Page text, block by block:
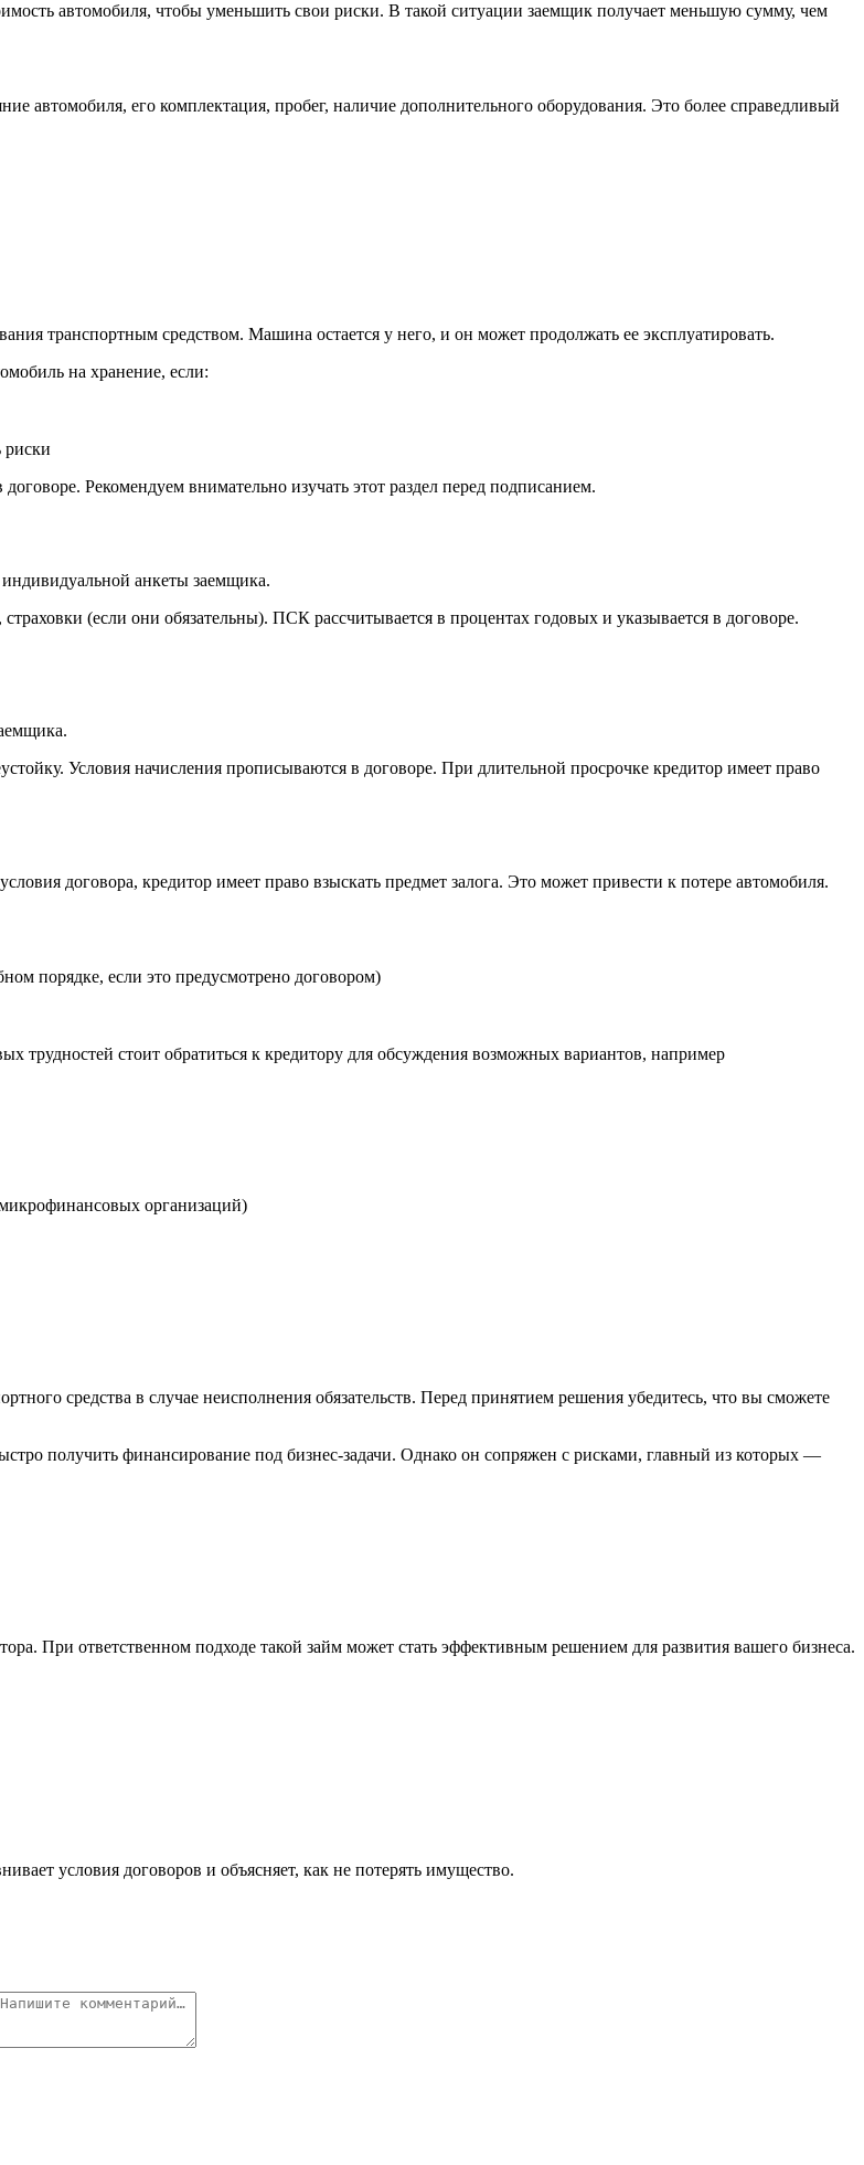
автомобиля, чтобы уменьшить свои риски. В такой ситуации заемщик получает меньшую сумму, чем
автомобиля, его комплектация, пробег, наличие дополнительного оборудования. Это более справедливый
транспортным средством. Машина остается у него, и он может продолжать ее эксплуатировать.
на хранение, если:
риски
Рекомендуем внимательно изучать этот раздел перед подписанием.
анкеты заемщика.
(если они обязательны). ПСК рассчитывается в процентах годовых и указывается в договоре.
Условия начисления прописываются в договоре. При длительной просрочке кредитор имеет право
договора, кредитор имеет право взыскать предмет залога. Это может привести к потере автомобиля.
порядке, если это предусмотрено договором)
стоит обратиться к кредитору для обсуждения возможных вариантов, например
организаций)
средства в случае неисполнения обязательств. Перед принятием решения убедитесь, что вы сможете
получить финансирование под бизнес-задачи. Однако он сопряжен с рисками, главный из которых —
При ответственном подходе такой займ может стать эффективным решением для развития вашего бизнеса.
условия договоров и объясняет, как не потерять имущество.